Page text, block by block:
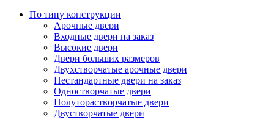
По типу конструкции
Арочные двери
Входные двери на заказ
Высокие двери
Двери больших размеров
Двухстворчатые арочные двери
Нестандартные двери на заказ
Одностворчатые двери
Полуторастворчатые двери
Двустворчатые двери